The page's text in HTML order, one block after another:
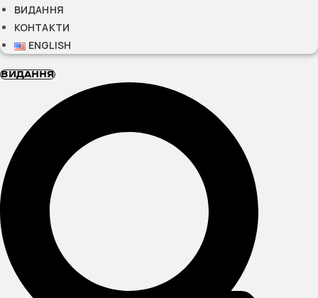
ВИДАННЯ
КОНТАКТИ
ENGLISH
ВИДАННЯ